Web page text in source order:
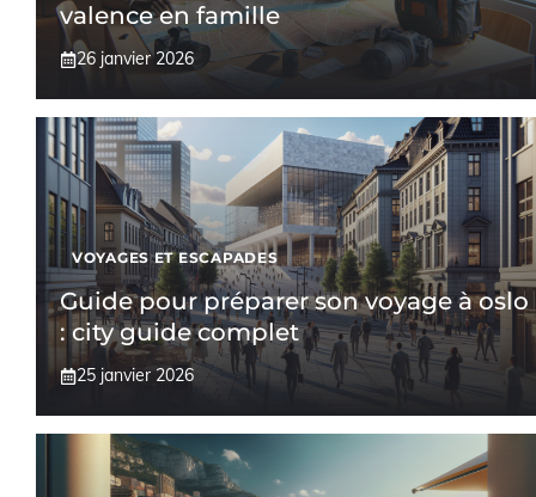
valence en famille
26 janvier 2026
VOYAGES ET ESCAPADES
Guide pour préparer son voyage à oslo
: city guide complet
25 janvier 2026